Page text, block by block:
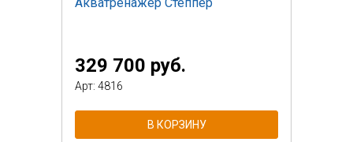
329 700 руб.
Арт: 4816
В КОРЗИНУ